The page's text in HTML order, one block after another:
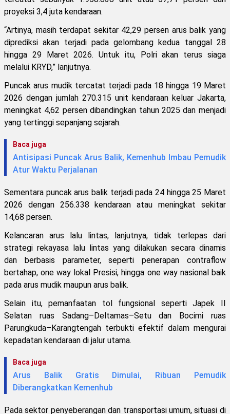
proyeksi 3,4 juta kendaraan.
“Artinya, masih terdapat sekitar 42,29 persen arus balik yang
diprediksi akan terjadi pada gelombang kedua tanggal 28
hingga 29 Maret 2026. Untuk itu, Polri akan terus siaga
melalui KRYD,” lanjutnya.
Puncak arus mudik tercatat terjadi pada 18 hingga 19 Maret
2026 dengan jumlah 270.315 unit kendaraan keluar Jakarta,
meningkat 4,62 persen dibandingkan tahun 2025 dan menjadi
yang tertinggi sepanjang sejarah.
Baca juga
Antisipasi Puncak Arus Balik, Kemenhub Imbau Pemudik
Atur Waktu Perjalanan
Sementara puncak arus balik terjadi pada 24 hingga 25 Maret
2026 dengan 256.338 kendaraan atau meningkat sekitar
14,68 persen.
Kelancaran arus lalu lintas, lanjutnya, tidak terlepas dari
strategi rekayasa lalu lintas yang dilakukan secara dinamis
dan berbasis parameter, seperti penerapan contraflow
bertahap, one way lokal Presisi, hingga one way nasional baik
pada arus mudik maupun arus balik.
Selain itu, pemanfaatan tol fungsional seperti Japek II
Selatan ruas Sadang–Deltamas–Setu dan Bocimi ruas
Parungkuda–Karangtengah terbukti efektif dalam mengurai
kepadatan kendaraan di jalur utama.
Baca juga
Arus Balik Gratis Dimulai, Ribuan Pemudik
Diberangkatkan Kemenhub
Pada sektor penyeberangan dan transportasi umum, situasi di